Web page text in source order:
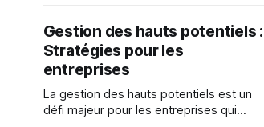
Gestion des hauts potentiels :
Stratégies pour les
entreprises
La gestion des hauts potentiels est un
défi majeur pour les entreprises qui